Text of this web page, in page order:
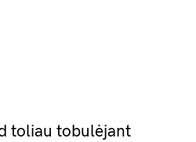
toliau tobulėjant